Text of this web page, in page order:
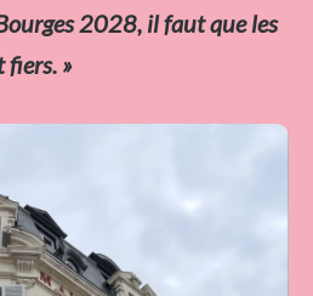
2028, il faut que les
fiers. »